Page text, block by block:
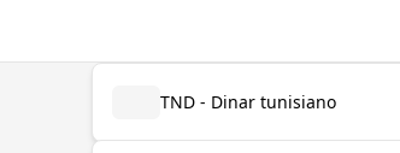
TND - Dinar tunisiano